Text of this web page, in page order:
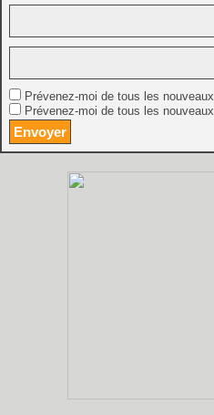
Prévenez-moi de tous les
Prévenez-moi de tous les